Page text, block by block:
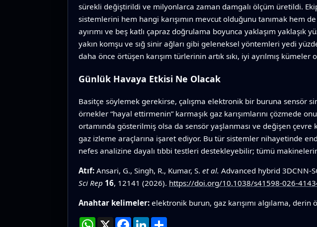
sürekli değiştirildi ve milyonlarca zaman damgalı ölçüm üretildi.
sistemlerini hem hangi karışımın mevcut olduğunu tanımak hem
ayırımı ve beş katlı çapraz doğrulama boyunca yaklaşım yaklaşık
yakın komşu ve sığ sinir ağları gibi geleneksel yöntemleri yedi
daha önce örtüşen karışım türlerinin artık sıkı, iyi ayrılmış
Günlük Havaya Etkisi Ne Olacak
Basitçe söylemek gerekirse, çalışma elektronik bir buruna sensör
örnekler “hayal ettirmenin” karmaşık gaz karışımlarını çözmede
ortamında gösterilmiş olsa da sensör yaşlanması ve değişen
gaz izleme araçlarına işaret ediyor. Bu tür sistemler nihayetinde
nefes analizine dayalı tıbbi testleri destekleyebilir; tümü
Atıf: Ansari, G., Singh, R., Kumar, S. et al. Advanced hybrid 3DCNN-
Sci Rep 16, 12141 (2026). https://doi.org/10.1038/s41598-026-
Anahtar kelimeler: elektronik burun, gaz karışımı algılama,
WhatsApp
X Facebook
LinkedInPaylaş